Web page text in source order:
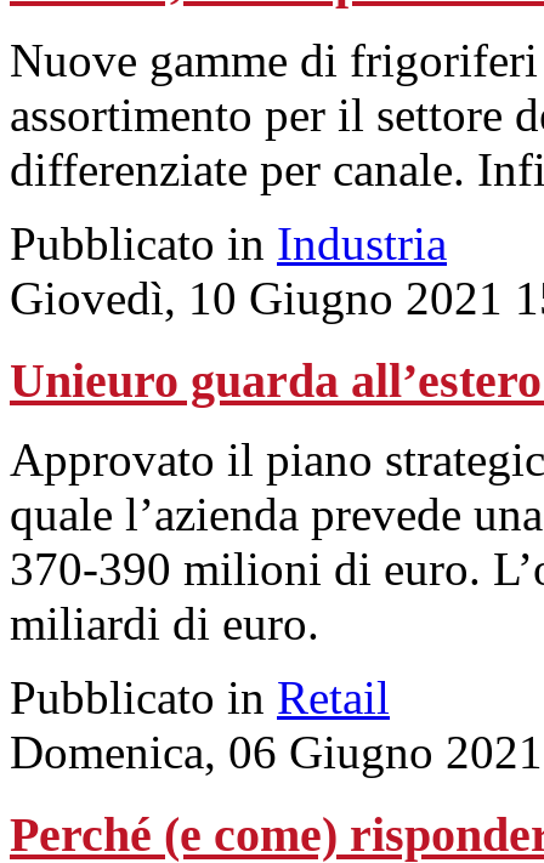
Nuove gamme di
assortimento per il settore
differenziate per canale.
Pubblicato in Industria
Giovedì, 10 Giugno 2021
Unieuro guarda
Approvato il piano
quale l’azienda prevede
370-390 milioni di euro.
miliardi di euro.
Pubblicato in Retail
Domenica, 06 Giugno
Perché (e come)